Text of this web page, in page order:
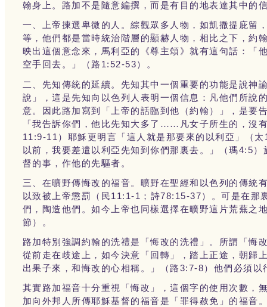
翰身上。路加不是隨意編撰，而是有目的地表達其中的
一、上帝揀選卑微的人。綜觀眾多人物，如凱撒提庇留
等，他們都是當時統治階層的顯赫人物，相比之下，約
映出這個意念來，馬利亞的《尊主頌》就有這句話：「
空手回去。」（路 1:52-53）。
二、先知傳統的延續。先知其中一個重要的功能是說神
說」，這是先知向以色列人表明一個信息：凡他們所說
意。因此路加寫到「上帝的話臨到他（約翰）」，是要
「我告訴你們，他比先知大多了……凡女子所生的，沒
11:9-11 ）耶穌更明言「這人就是那要來的以利亞」（太
以前，我要差遣以利亞先知到你們那裏去。」（瑪4:5）
督的事，作他的先驅者。
三、在曠野傳悔改的福音。曠野在聖經和以色列的傳統
以致被上帝懲罰（民11:1-1 ；詩78:15-37）。可是在那
們，陶造他們。如今上帝也同樣選擇在曠野這片荒蕪之
節）。
路加特別強調約翰的洗禮是「悔改的洗禮」。所謂「悔
從前走在歧途上，如今決意「回轉」，踏上正途，朝歸
出果子來，和悔改的心相稱。」（路3:7-8）他們必須以
其實路加福音十分重視「悔改」，這個字的使用次數，
加向外邦人所傳耶穌基督的福音是「罪得赦免」的福音